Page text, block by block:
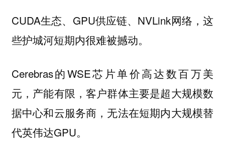
CUDA生态、GPU供应链、NVLink网络，这
些护城河短期内很难被撼动。
Cerebras的WSE芯片单价高达数百万美
元，产能有限，客户群体主要是超大规模数
据中心和云服务商，无法在短期内大规模替
代英伟达GPU。